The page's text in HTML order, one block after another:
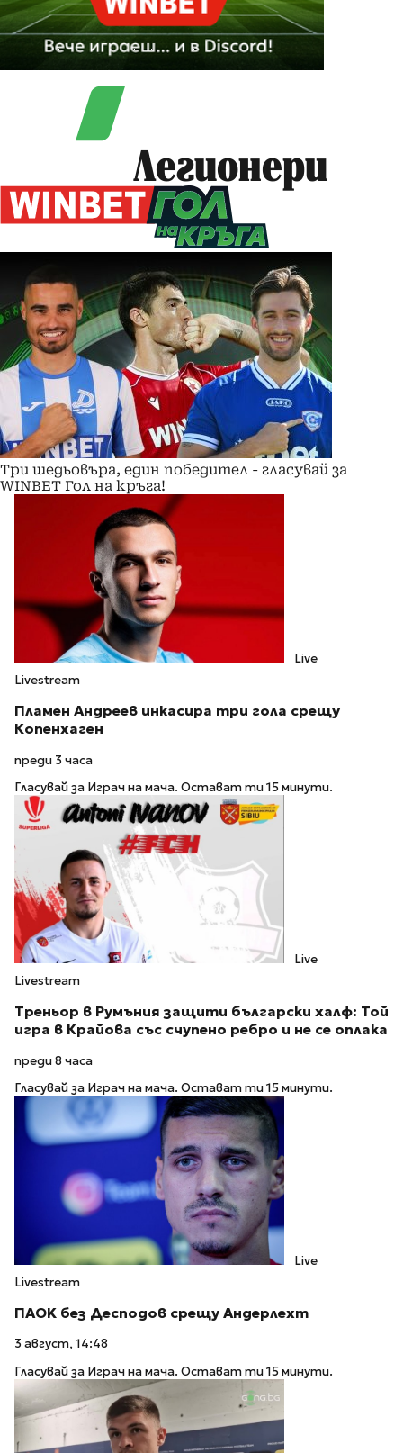
Легионери
Три шедьовъра, един победител - гласувай за
WINBET Гол на кръга!
Live
Livestream
Пламен Андреев инкасира три гола срещу
Копенхаген
преди 3 часа
Гласувай за Играч на мача. Остават ти 15 минути.
Live
Livestream
Треньор в Румъния защити български халф: Той
игра в Крайова със счупено ребро и не се оплака
преди 8 часа
Гласувай за Играч на мача. Остават ти 15 минути.
Live
Livestream
ПАOK без Десподов срещу Андерлехт
3 август, 14:48
Гласувай за Играч на мача. Остават ти 15 минути.